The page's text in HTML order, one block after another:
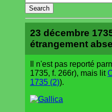
23 décembre
étrangement
Il n'est pas reporté
1735, f. 266r), mais lit
1735 (2)).